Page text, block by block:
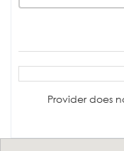
Provider does